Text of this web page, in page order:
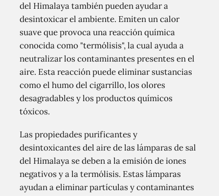
del Himalaya también pueden ayudar a
desintoxicar el ambiente. Emiten un calor
suave que provoca una reacción química
conocida como "termólisis", la cual ayuda a
neutralizar los contaminantes presentes en el
aire. Esta reacción puede eliminar sustancias
como el humo del cigarrillo, los olores
desagradables y los productos químicos
tóxicos.
Las propiedades purificantes y
desintoxicantes del aire de las lámparas de sal
del Himalaya se deben a la emisión de iones
negativos y a la termólisis. Estas lámparas
ayudan a eliminar partículas y contaminantes